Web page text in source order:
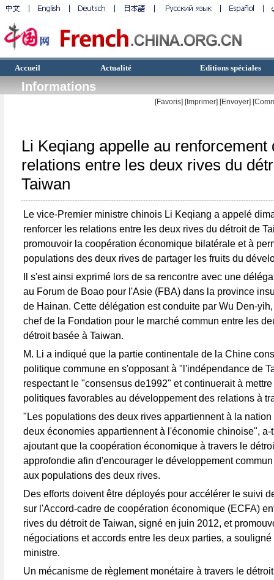
Accueil Actualité Editions spéciales
Informations
[Favoris] [Imprimer] [Envoyer]
Li Keqiang appelle au renforcement
relations entre les deux rives du
Taiwan
Le vice-Premier ministre chinois Li Keqiang a appelé
renforcer les relations entre les deux rives du détroit de
promouvoir la coopération économique bilatérale et à
populations des deux rives de partager les fruits du
Il s'est ainsi exprimé lors de sa rencontre avec une
au Forum de Boao pour l'Asie (FBA) dans la province
de Hainan. Cette délégation est conduite par Wu Den-
chef de la Fondation pour le marché commun entre les
détroit basée à Taiwan.
M. Li a indiqué que la partie continentale de la Chine
politique commune en s'opposant à "l'indépendance de
respectant le "consensus de1992" et continuerait à
politiques favorables au développement des relations à
"Les populations des deux rives appartiennent à la
deux économies appartiennent à l'économie chinoise", a-
ajoutant que la coopération économique à travers le
approfondie afin d'encourager le développement
aux populations des deux rives.
Des efforts doivent être déployés pour accélérer le suivi
sur l'Accord-cadre de coopération économique (ECFA)
rives du détroit de Taiwan, signé en juin 2012, et
négociations et accords entre les deux parties, a
ministre.
Un mécanisme de règlement monétaire à travers le